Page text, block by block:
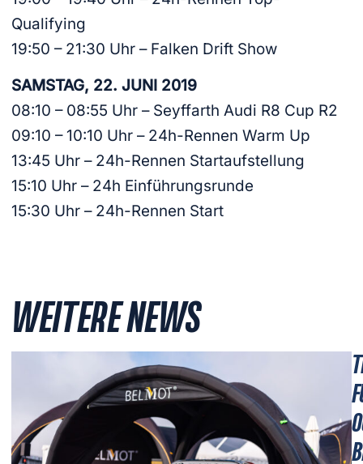
Qualifying
19:50 – 21:30 Uhr – Falken Drift Show
SAMSTAG, 22. JUNI 2019
08:10 – 08:55 Uhr – Seyffarth Audi R8 Cup R2
09:10 – 10:10 Uhr – 24h-Rennen Warm Up
13:45 Uhr – 24h-Rennen Startaufstellung
15:10 Uhr – 24h Einführungsrunde
15:30 Uhr – 24h-Rennen Start
WEITERE NEWS